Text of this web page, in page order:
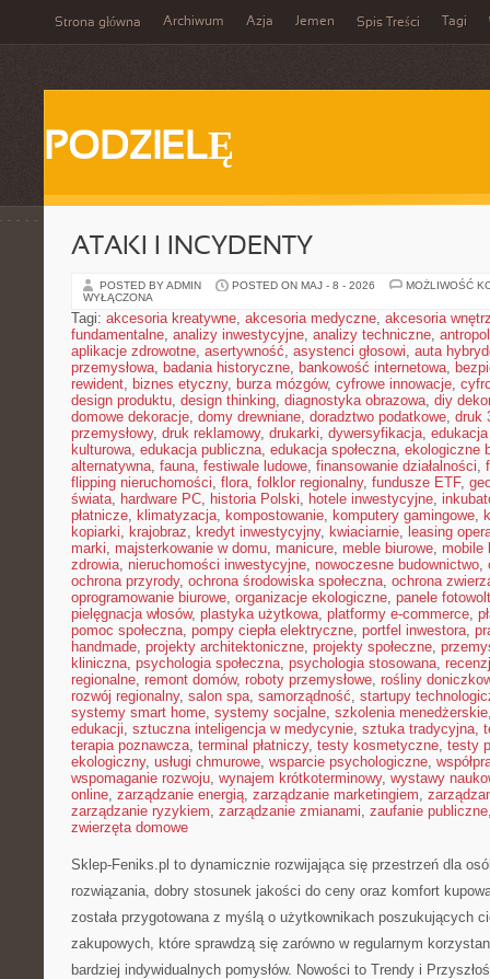
Strona główna Archiwum Azja Jemen Spis Treści Tagi
PODZIELĘ
ATAKI I INCYDENTY
POSTED BY ADMIN POSTED ON MAJ - 8 - 2026
MOŻLIWOŚĆ
WYŁĄCZONA
Tagi: akcesoria kreatywne, akcesoria medyczne, akcesoria
fundamentalne, analizy inwestycyjne, analizy techniczne,
aplikacje zdrowotne, asertywność, asystenci głosowi, auta
przemysłowa, badania historyczne, bankowość internetowa,
rewident, biznes etyczny, burza mózgów, cyfrowe innowacje,
design produktu, design thinking, diagnostyka obrazowa, diy
domowe dekoracje, domy drewniane, doradztwo podatkowe, druk
przemysłowy, druk reklamowy, drukarki, dywersyfikacja,
kulturowa, edukacja publiczna, edukacja społeczna, ekologiczne
alternatywna, fauna, festiwale ludowe, finansowanie działalności,
flipping nieruchomości, flora, folklor regionalny, fundusze ETF,
świata, hardware PC, historia Polski, hotele inwestycyjne,
płatnicze, klimatyzacja, kompostowanie, komputery gamingowe,
kopiarki, krajobraz, kredyt inwestycyjny, kwiaciarnie, leasing
marki, majsterkowanie w domu, manicure, meble biurowe, mobile
zdrowia, nieruchomości inwestycyjne, nowoczesne budownictwo,
ochrona przyrody, ochrona środowiska społeczna, ochrona
oprogramowanie biurowe, organizacje ekologiczne, panele
pielęgnacja włosów, plastyka użytkowa, platformy e-commerce,
pomoc społeczna, pompy ciepła elektryczne, portfel inwestora,
handmade, projekty architektoniczne, projekty społeczne,
kliniczna, psychologia społeczna, psychologia stosowana,
regionalne, remont domów, roboty przemysłowe, rośliny
rozwój regionalny, salon spa, samorządność, startupy
systemy smart home, systemy socjalne, szkolenia menedżerskie
edukacji, sztuczna inteligencja w medycynie, sztuka tradycyjna,
terapia poznawcza, terminal płatniczy, testy kosmetyczne, testy
ekologiczny, usługi chmurowe, wsparcie psychologiczne,
wspomaganie rozwoju, wynajem krótkoterminowy, wystawy
online, zarządzanie energią, zarządzanie marketingiem,
zarządzanie ryzykiem, zarządzanie zmianami, zaufanie publiczne
zwierzęta domowe
Sklep-Feniks.pl to dynamicznie rozwijająca się przestrzeń dla
rozwiązania, dobry stosunek jakości do ceny oraz komfort
została przygotowana z myślą o użytkownikach poszukujących
zakupowych, które sprawdzą się zarówno w regularnym
bardziej indywidualnych pomysłów. Nowości to Trendy i